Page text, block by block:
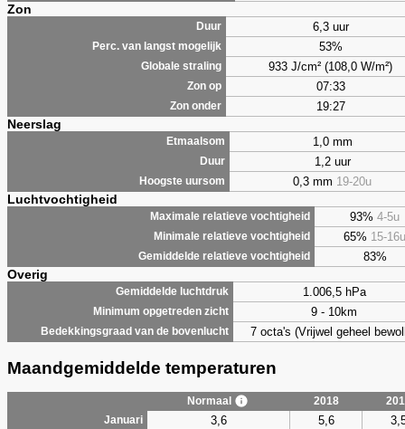
Zon
Duur 6,3 uur
Perc. van langst mogelijk 53%
Globale straling 933 J/cm² (108,0 W/m²)
Zon op 07:33
Zon onder 19:27
Neerslag
Etmaalsom 1,0 mm
Duur 1,2 uur
Hoogste uursom 0,3 mm 19-20u
Luchtvochtigheid
Maximale relatieve vochtigheid 93% 4-5u
Minimale relatieve vochtigheid 65% 15-16u
Gemiddelde relatieve vochtigheid 83%
Overig
Gemiddelde luchtdruk 1.006,5 hPa
Minimum opgetreden zicht 9 - 10km
Bedekkingsgraad van de bovenlucht 7 octa's (Vrijwel geheel
Maandgemiddelde temperaturen
Normaal 2018
Januari
3,6 5,6